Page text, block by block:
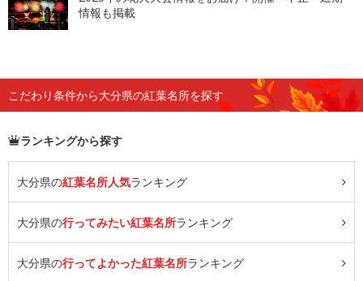
情報も掲載
こだわり条件から大分県の紅葉名所を探す
ランキングから探す
大分県の紅葉名所人気ランキング
大分県の行ってみたい紅葉名所ランキング
大分県の行ってよかった紅葉名所ランキング